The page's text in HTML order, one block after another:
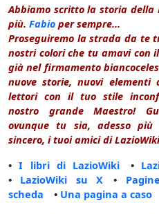
Abbiamo scritto la storia della
più. Fabio per sempre...
Proseguiremo la strada da te
nostri colori che tu amavi con
già nel firmamento
nuove storie, nuovi
lettori con il tuo stile
nostro grande Maestro!
ovunque tu sia, adesso
sincero, i tuoi amici di
•I libri di LazioWiki •
• LazioWiki su X •
scheda • Una pagina a caso